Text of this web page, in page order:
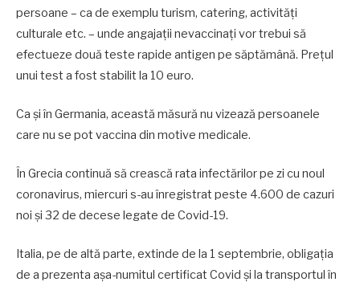
persoane – ca de exemplu turism, catering, activități
culturale etc. – unde angajații nevaccinați vor trebui să
efectueze două teste rapide antigen pe săptămână. Prețul
unui test a fost stabilit la 10 euro.
Ca și în Germania, această măsură nu vizează persoanele
care nu se pot vaccina din motive medicale.
În Grecia continuă să crească rata infectărilor pe zi cu noul
coronavirus, miercuri s-au înregistrat peste 4.600 de cazuri
noi și 32 de decese legate de Covid-19.
Italia, pe de altă parte, extinde de la 1 septembrie, obligația
de a prezenta așa-numitul certificat Covid și la transportul în